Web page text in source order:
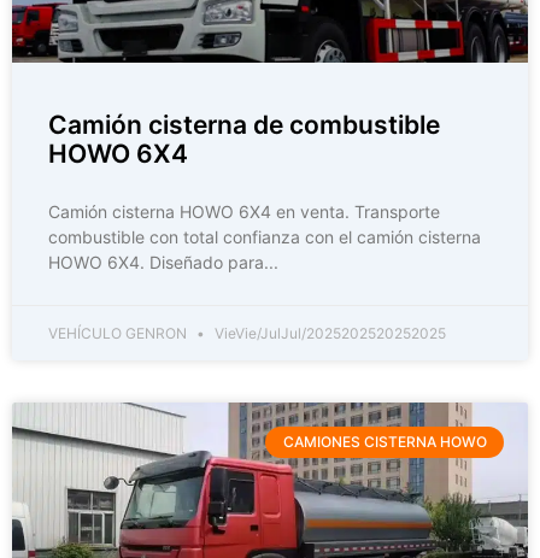
Camión cisterna de combustible
HOWO 6X4
Camión cisterna HOWO 6X4 en venta. Transporte
combustible con total confianza con el camión cisterna
HOWO 6X4. Diseñado para...
VEHÍCULO GENRON VieVie/JulJul/2025202520252025
CAMIONES CISTERNA HOWO